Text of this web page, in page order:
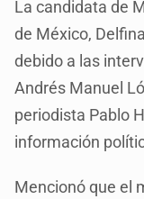
La candidata de
de México,
debido a las
Andrés Manuel
periodista Pablo
información
Mencionó que el